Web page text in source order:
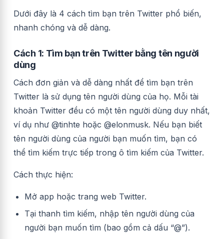
Dưới đây là 4 cách tìm bạn trên Twitter phổ biến,
nhanh chóng và dễ dàng.
Cách 1: Tìm bạn trên Twitter bằng tên người
dùng
Cách đơn giản và dễ dàng nhất để tìm bạn trên
Twitter là sử dụng tên người dùng của họ. Mỗi tài
khoản Twitter đều có một tên người dùng duy nhất,
ví dụ như @tinhte hoặc @elonmusk. Nếu bạn biết
tên người dùng của người bạn muốn tìm, bạn có
thể tìm kiếm trực tiếp trong ô tìm kiếm của Twitter.
Cách thực hiện:
Mở app hoặc trang web Twitter.
Tại thanh tìm kiếm, nhập tên người dùng của
người bạn muốn tìm (bao gồm cả dấu “@”).